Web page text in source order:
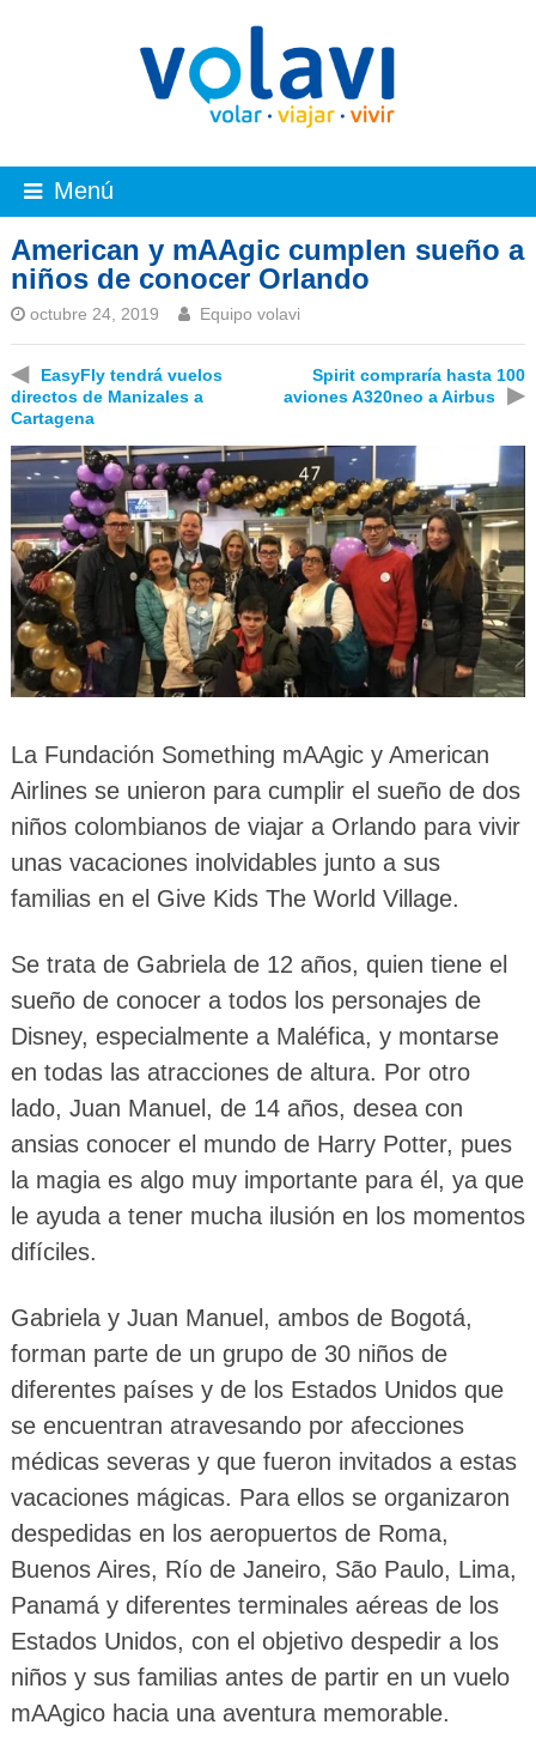
Menú
American y mAAgic cumplen sueño a
niños de conocer Orlando
octubre 24, 2019 Equipo volavi
◀
EasyFly tendrá vuelos
directos de Manizales a
Cartagena
Spirit compraría hasta 100
aviones A320neo a Airbus
▶
La Fundación Something mAAgic y American
Airlines se unieron para cumplir el sueño de dos
niños colombianos de viajar a Orlando para vivir
unas vacaciones inolvidables junto a sus
familias en el Give Kids The World Village.
Se trata de Gabriela de 12 años, quien tiene el
sueño de conocer a todos los personajes de
Disney, especialmente a Maléfica, y montarse
en todas las atracciones de altura. Por otro
lado, Juan Manuel, de 14 años, desea con
ansias conocer el mundo de Harry Potter, pues
la magia es algo muy importante para él, ya que
le ayuda a tener mucha ilusión en los momentos
difíciles.
Gabriela y Juan Manuel, ambos de Bogotá,
forman parte de un grupo de 30 niños de
diferentes países y de los Estados Unidos que
se encuentran atravesando por afecciones
médicas severas y que fueron invitados a estas
vacaciones mágicas. Para ellos se organizaron
despedidas en los aeropuertos de Roma,
Buenos Aires, Río de Janeiro, São Paulo, Lima,
Panamá y diferentes terminales aéreas de los
Estados Unidos, con el objetivo despedir a los
niños y sus familias antes de partir en un vuelo
mAAgico hacia una aventura memorable.